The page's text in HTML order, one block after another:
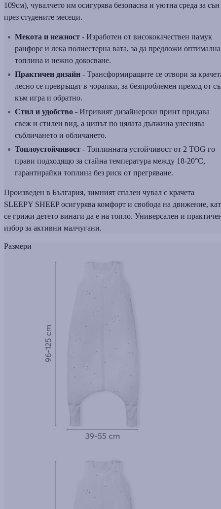
109см), чувалчето им осигурява безопасна и уютна среда за сън
през студените месеци.
Мекота и нежност - Изработен от висококачествен памук
ранфорс и лека полиестерна вата, за да предложи оптимална
топлина и нежно докосване.
Практичен дизайн - Трансформиращите се отвори за
лесно се превръщат в чорапки, за безпроблемен преход от
към игра и обратно.
Стил и удобство - Игривият дизайнерски принт придава
свеж и стилен вид, а ципът по цялата дължина улеснява
събличането и обличането.
Топлоустойчивост - Топлинната устойчивост от 2 TOG го
прави подходящо за стайна температура между 18-20°C,
гарантирайки топлина без риск от прегряване.
Произведен в България, зимният спален чувал с крачета
SLEEPY SHEEP осигурява комфорт и свобода на движение,
се грижи детето винаги да е на топло. Универсален и
избор за активни малчугани.
Размери